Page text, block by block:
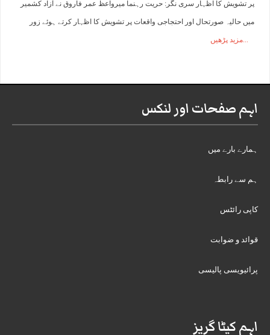
پر تشویش کا اظہار سری نگر: حریت رہنما میرواعظ عمر فاروق نے آزاد کشمیر
میں حالیہ صورتحال اور احتجاجی واقعات پر تشویش کا اظہار کرتے ہوئے زور
مزید پڑھیں
اہم صفحات اور لنکس
ہمارے بارے میں
ہم سے رابطہ
کاپی رائٹس
قوائد و ضوابت
پرائیویسی پالیسی
اہم کیٹا گریز